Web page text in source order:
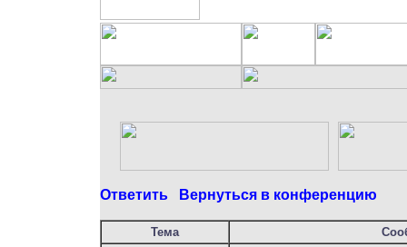
Ответить Вернуться в конференцию
Тема